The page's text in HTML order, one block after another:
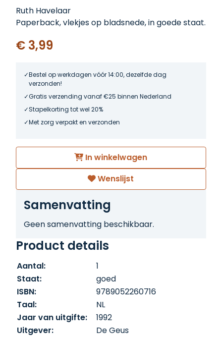
Ruth Havelaar
Paperback, vlekjes op bladsnede, in goede staat.
€ 3,99
Bestel op werkdagen vóór 14:00, dezelfde dag
verzonden!
Gratis verzending vanaf €25 binnen Nederland
Stapelkorting tot wel 20%
Met zorg verpakt en verzonden
In winkelwagen
Wenslijst
Samenvatting
Geen samenvatting beschikbaar.
Product details
Aantal:
1
Staat:
goed
ISBN:
9789052260716
Taal:
NL
Jaar van uitgifte:
1992
Uitgever:
De Geus